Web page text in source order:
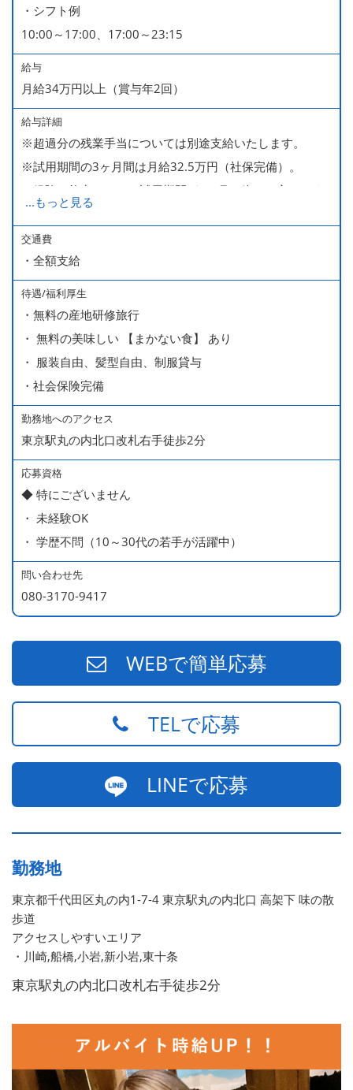
率100％ ＊2023～2025年実績）
・シフト例
10:00～17:00、17:00～23:15
給与
月給34万円以上（賞与年2回）
給与詳細
※超過分の残業手当については別途支給いたします。
※試用期間の3ヶ月間は月給32.5万円（社保完備）。
経験・能力により、試用期間が1ヶ月で終わる方もいま
す。
※上記月給には、一律支給のみなし残業手当（月65時間
分・10万円）を含んでいます。
■ 昇給（随時）
■ 賞与 年２回（夏・秋）約１ヶ月分
■ インセンティブ制度（月額約4万円～20万円）
＊店長・料理長候補・統括店長・統括料理長候補の場合
＜給与モデル＞
450万円／社員（20代・入社1年目・入籍予定のパートナ
ー持ち）
490万円／店長代理（20代・入社2年目・入社後に結婚。
ラブラブな新婚さん）
540万円／店長（20代・入社3年目・ 育休取得して、更に
やる気MAXの2児のお父さん）
670万円／統括店長（30代・入社7年目・中学生の長男筆
頭に3人の子供を持つ一家の大黒柱）
...もっと見る
交通費
・全額支給
待遇/福利厚生
・無料の産地研修旅行
・ 無料の美味しい 【まかない食】 あり
・ 服装自由、髪型自由、制服貸与
・社会保険完備
勤務地へのアクセス
東京駅丸の内北口改札右手徒歩2分
応募資格
◆ 特にございません
・ 未経験OK
・ 学歴不問（10～30代の若手が活躍中）
問い合わせ先
080-3170-9417
WEBで簡単応募
TELで応募
LINEで応募
勤務地
東京都千代田区丸の内1-7-4 東京駅丸の内北口 高架下 味の散
歩道
アクセスしやすいエリア
・川崎,船橋,小岩,新小岩,東十条
東京駅丸の内北口改札右手徒歩2分